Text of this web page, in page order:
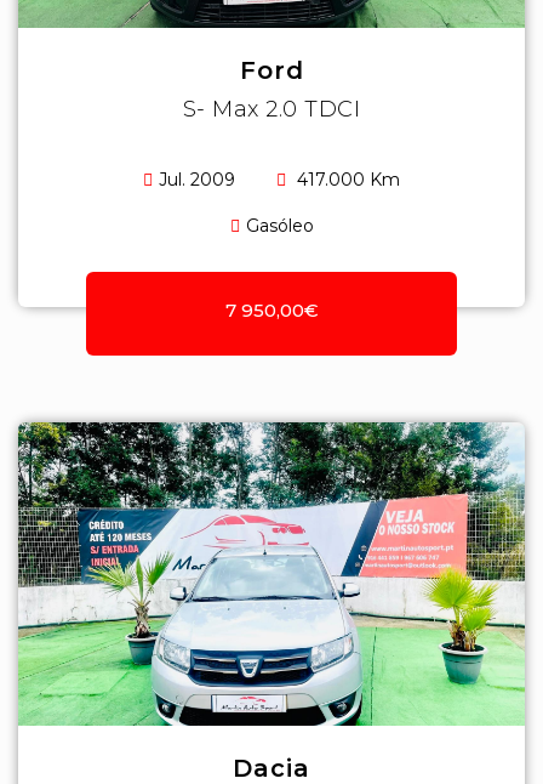
Ford
S- Max 2.0 TDCI
Jul. 2009 417.000 Km
Gasóleo
7 950,00€
Dacia